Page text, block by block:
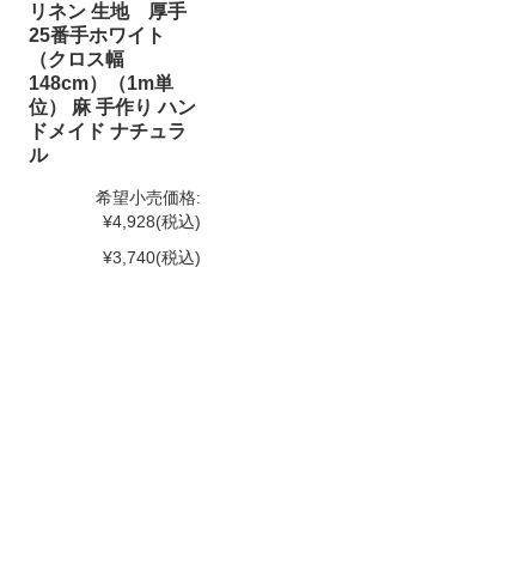
リネン 生地 厚手
25番手ホワイト
（クロス幅
148cm）（1m単
位） 麻 手作り ハン
ドメイド ナチュラ
ル
希望小売価格:
¥4,928(税込)
¥3,740(税込)